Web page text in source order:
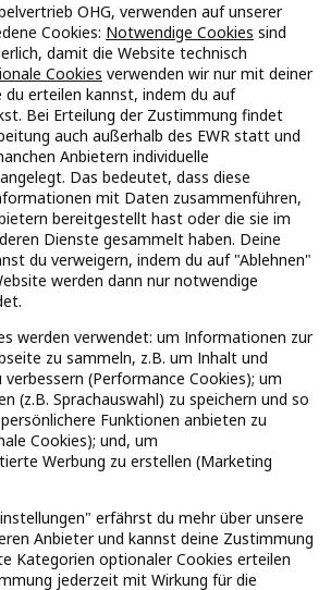
DE
Vösendorf © Inter IKEA Systems B.V. 1999-
Cookie RichtlinieResponsible Disclosure
(Services)
OHG, verwenden auf unserer
Cookies: Notwendige Cookies sind
damit die Website technisch
Cookies verwenden wir nur mit deiner
du erteilen kannst, indem du auf
Bei Erteilung der Zustimmung findet
auch außerhalb des EWR statt und
Anbietern individuelle
Das bedeutet, dass diese
mit Daten zusammenführen,
bereitgestellt hast oder die sie im
Dienste gesammelt haben. Deine
du verweigern, indem du auf "Ablehnen"
werden dann nur notwendige
werden verwendet: um Informationen zur
zu sammeln, z.B. um Inhalt und
(Performance Cookies); um
(z.B. Sprachauswahl) zu speichern und so
Funktionen anbieten zu
Cookies); und, um
Werbung zu erstellen (Marketing
erfährst du mehr über unsere
Anbieter und kannst deine Zustimmung
Kategorien optionaler Cookies erteilen
jederzeit mit Wirkung für die